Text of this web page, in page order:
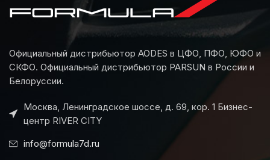
Официальный дистрибьютор AODES в ЦФО, ПФО, ЮФО и
СКФО. Официальный дистрибьютор PARSUN в России и
Белоруссии.
Москва, Ленинградское шоссе, д. 69, кор. 1 Бизнес-
центр RIVER CITY
info@formula7d.ru